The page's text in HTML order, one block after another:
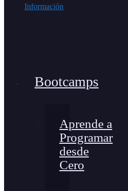
Información
Bootcamps
Aprende a
Programar
desde
Cero